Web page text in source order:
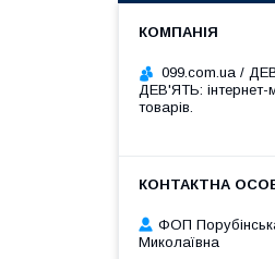
099.com.ua /
ДЕВ'ЯТЬ: інтернет-
товарів.
ФОП
Миколаївна